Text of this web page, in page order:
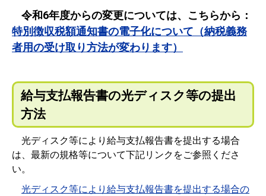
令和6年度からの変更については、こちらから：
特別徴収税額通知書の電子化について（納税義務
者用の受け取り方法が変わります）
給与支払報告書の光ディスク等の提出
方法
光ディスク等により給与支払報告書を提出する場合
は、最新の規格等について下記リンクをご参照くださ
い。
光ディスク等により給与支払報告書を提出する場合の